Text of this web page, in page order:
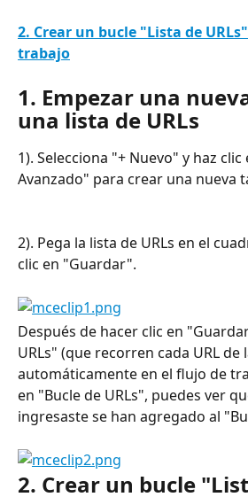
2. Crear un bucle "Lista de
trabajo
1. Empezar una
una lista de URLs
1). Selecciona "+ Nuevo" y haz
Avanzado" para crear una nueva
2). Pega la lista de URLs en el
clic en "Guardar".
Después de hacer clic en
URLs" (que recorren cada URL de
automáticamente en el flujo de
en "Bucle de URLs", puedes ver
ingresaste se han agregado al
2. Crear un bucle